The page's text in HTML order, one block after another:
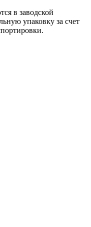
в заводской
упаковку за счет